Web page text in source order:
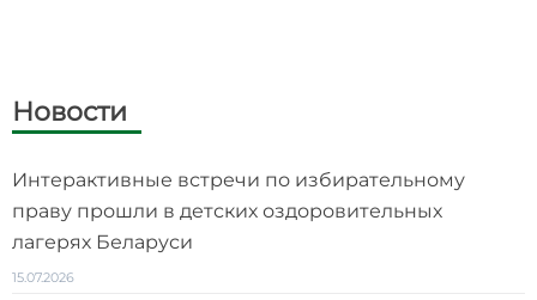
Новости
Интерактивные встречи по избирательному
праву прошли в детских оздоровительных
лагерях Беларуси
15.07.2026